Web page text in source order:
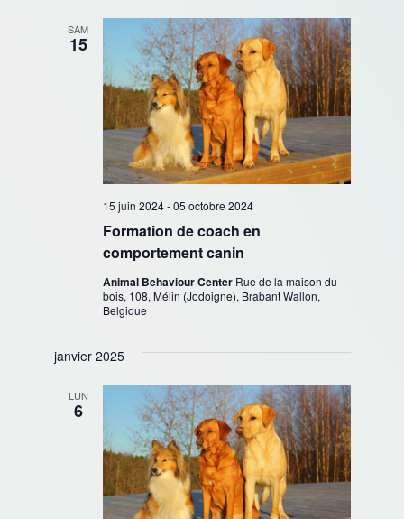
SAM
15
Formation de coach en
comportement canin
15 juin 2024-05 octobre 2024
Animal Behaviour Center Rue de la maison du
bois, 108, Mélin (Jodoigne), Brabant Wallon,
Belgique
janvier 2025
LUN
6